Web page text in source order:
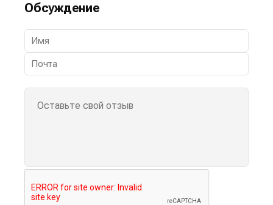
Обсуждение